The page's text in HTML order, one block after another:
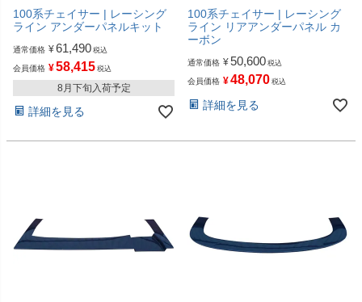
100系チェイサー | レーシング
ライン アンダーパネルキット
通常価格 ¥61,490 税込
会員価格 ¥58,415 税込
8月下旬入荷予定
詳細を見る
100系チェイサー | レーシング
ライン リアアンダーパネル カ
ーボン
通常価格 ¥50,600 税込
会員価格 ¥48,070 税込
詳細を見る